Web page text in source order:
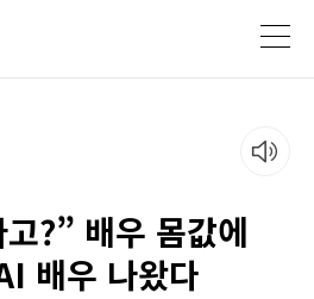
?” 배우 몸값에
배우 나왔다